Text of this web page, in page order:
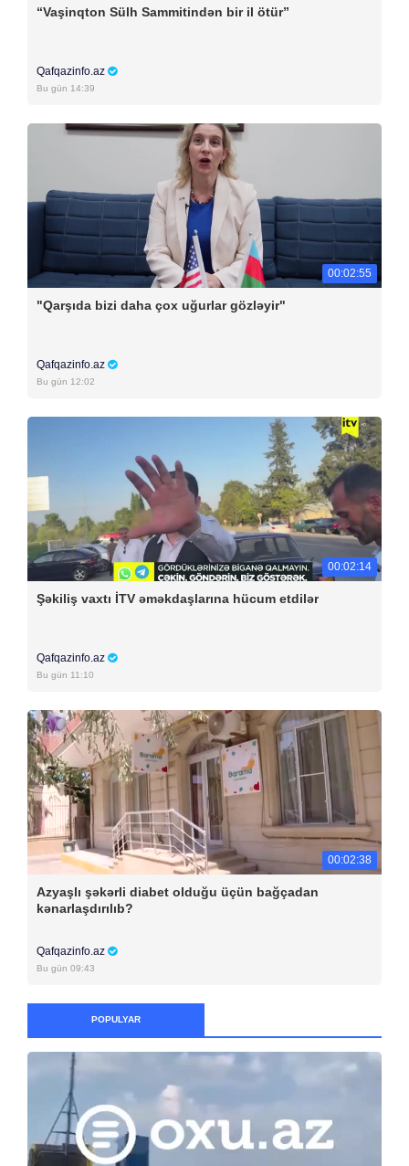
“Vaşinqton Sülh Sammitindən bir il ötür”
Qafqazinfo.az
Bu gün 14:39
00:02:55
"Qarşıda bizi daha çox uğurlar gözləyir"
Qafqazinfo.az
Bu gün 12:02
00:02:14
Şəkiliş vaxtı İTV əməkdaşlarına hücum etdilər
Qafqazinfo.az
Bu gün 11:10
00:02:38
Azyaşlı şəkərli diabet olduğu üçün bağçadan
kənarlaşdırılıb?
Qafqazinfo.az
Bu gün 09:43
POPULYAR